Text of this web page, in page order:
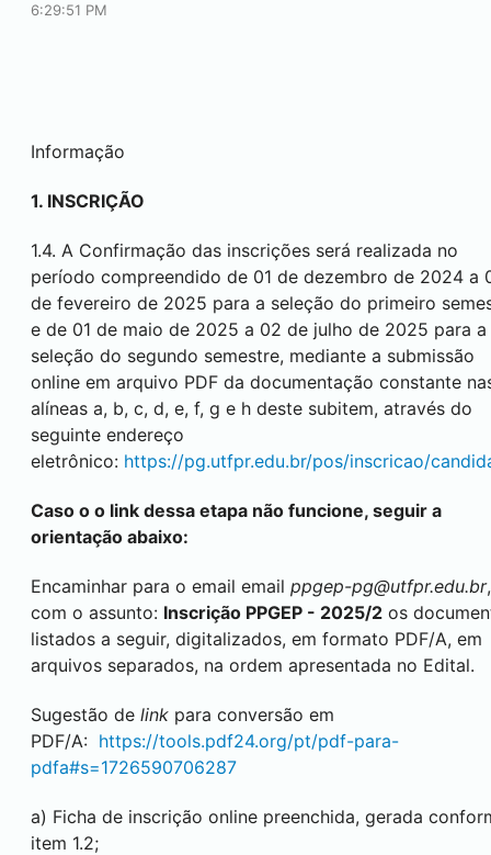
6:29:51 PM
Informação
1. INSCRIÇÃO
1.4. A Confirmação das inscrições será realizada no
período compreendido de 01 de dezembro de 2024 a
de fevereiro de 2025 para a seleção do primeiro
e de 01 de maio de 2025 a 02 de julho de 2025 para a
seleção do segundo semestre, mediante a submissão
online em arquivo PDF da documentação constante
alíneas a, b, c, d, e, f, g e h deste subitem, através do
seguinte endereço
eletrônico: https://pg.utfpr.edu.br/pos/inscricao/
Caso o o link dessa etapa não funcione, seguir a
orientação abaixo:
Encaminhar para o email email ppgep-pg@utfpr.edu.br,
com o assunto: Inscrição PPGEP - 2025/2 os
listados a seguir, digitalizados, em formato PDF/A, em
arquivos separados, na ordem apresentada no Edital.
Sugestão de link para conversão em
PDF/A: https://tools.pdf24.org/pt/pdf-para-
pdfa#s=1726590706287
a) Ficha de inscrição online preenchida, gerada
item 1.2;